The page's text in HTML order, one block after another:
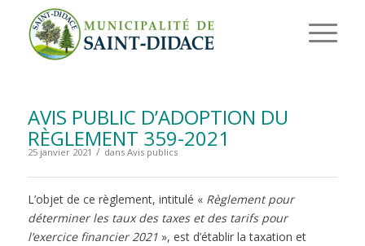
AVIS PUBLIC D’ADOPTION DU
RÈGLEMENT 359-2021
25 janvier 2021 / dans Avis publics
L’objet de ce règlement, intitulé « Règlement pour
déterminer les taux des taxes et des tarifs pour
l’exercice financier 2021», est d’établir la taxation et